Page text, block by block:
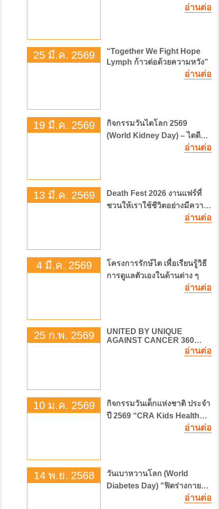
อ่านต่อ
25 มี.ค. 2569
“Together We Fight Hope
Lymph ก้าวต่อด้วยความหวัง”
อ่านต่อ
19 มี.ค. 2569
กิจกรรมวันไตโลก 2569
(World Kidney Day) – ไตดี
อ่านต่อ
13 มี.ค. 2569
Death Fest 2026 งานแฟร์ที่
ชวนให้เราใช้ชีวิตอย่างมีความ
อ่านต่อ
4 มี.ค. 2569
โครงการรักษ์ไต เพื่อเรียนรู้วิธี
การดูแลตัวเองในด้านต่าง ๆ
อ่านต่อ
25 ก.พ. 2569
UNITED BY UNIQUE
AGAINST CANCER 360
DEGREE โอบกอดทุกองศา สู้
อ่านต่อ
10 ม.ค. 2569
กิจกรรมวันเด็กแห่งชาติ ประจำ
ปี 2569 “CRA Kids Health
Space : ตะลุยจักรวาลสุขภาพ”
อ่านต่อ
14 พ.ย. 2568
วันเบาหวานโลก (World
Diabetes Day) "ฟิตร่างกาย
ฟิตชีวิต พิชิตเบาหวาน" (Fitอ่านต่อ